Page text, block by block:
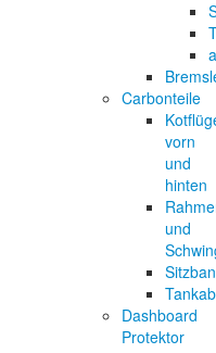
Carbonteile
vorn
und
hinten
und
Dashboard
Protektor